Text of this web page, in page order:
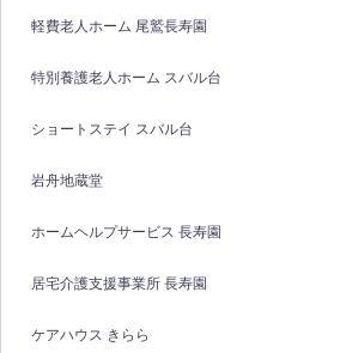
軽費老人ホーム 尾鷲長寿園
特別養護老人ホーム スバル台
ショートステイ スバル台
岩舟地蔵堂
ホームヘルプサービス 長寿園
居宅介護支援事業所 長寿園
ケアハウス きらら